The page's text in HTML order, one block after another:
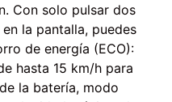
Con solo pulsar dos
la pantalla, puedes
de energía (ECO):
hasta 15 km/h para
la batería, modo